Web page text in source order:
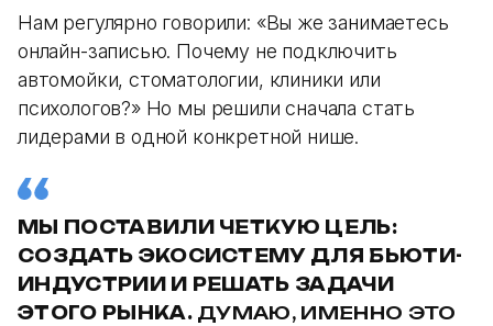
Нам регулярно говорили: «Вы же занимаетесь
онлайн-записью. Почему не подключить
автомойки, стоматологии, клиники или
психологов?» Но мы решили сначала стать
лидерами в одной конкретной нише.
МЫ ПОСТАВИЛИ ЧЕТКУЮ ЦЕЛЬ:
СОЗДАТЬ ЭКОСИСТЕМУ ДЛЯ БЬЮТИ-
ИНДУСТРИИ И РЕШАТЬ ЗАДАЧИ
ЭТОГО РЫНКА. ДУМАЮ, ИМЕННО ЭТО